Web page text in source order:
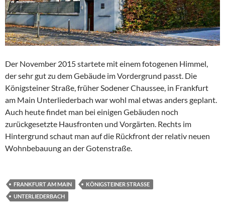
Der November 2015 startete mit einem fotogenen Himmel,
der sehr gut zu dem Gebäude im Vordergrund passt. Die
Königsteiner Straße, früher Sodener Chaussee, in Frankfurt
am Main Unterliederbach war wohl mal etwas anders geplant.
Auch heute findet man bei einigen Gebäuden noch
zurückgesetzte Hausfronten und Vorgärten. Rechts im
Hintergrund schaut man auf die Rückfront der relativ neuen
Wohnbebauung an der Gotenstraße.
FRANKFURT AM MAIN
KÖNIGSTEINER STRASSE
UNTERLIEDERBACH